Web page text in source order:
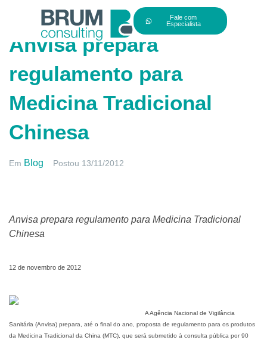
Fale com
Especialista
Anvisa prepara
regulamento para
Medicina Tradicional
Chinesa
Em Blog Postou 13/11/2012
Anvisa prepara regulamento para Medicina Tradicional
Chinesa
12 de novembro de 2012
A Agência Nacional de Vigilância
Sanitária (Anvisa) prepara, até o final do ano, proposta de regulamento para os produtos
da Medicina Tradicional da China (MTC), que será submetido à consulta pública por 90